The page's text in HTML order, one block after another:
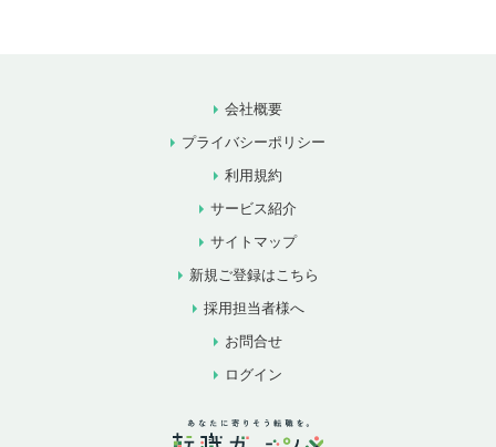
会社概要
プライバシーポリシー
利用規約
サービス紹介
サイトマップ
新規ご登録はこちら
採用担当者様へ
お問合せ
ログイン